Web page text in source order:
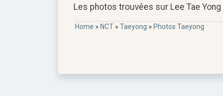
Les photos trouvées sur Lee Tae
Home » NCT » Taeyong » Photos Taeyong